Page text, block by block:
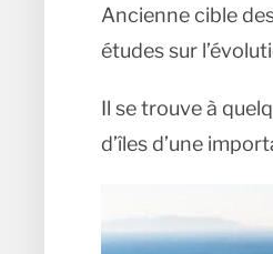
Ancienne cible
études sur
Il se trouve à
d’îles d’une